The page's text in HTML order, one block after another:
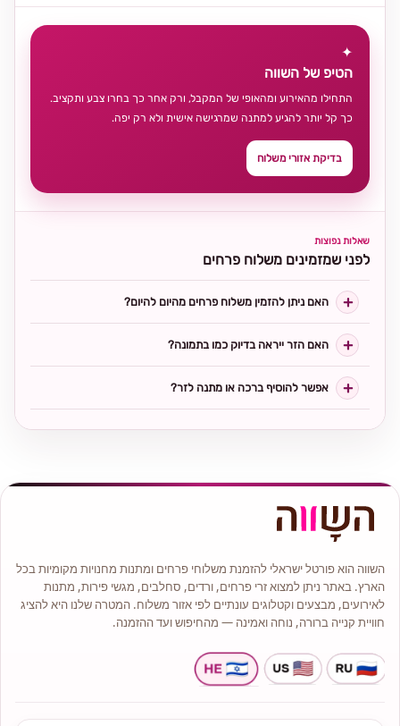
✦
הטיפ של השווה
התחילו מהאירוע ומהאופי של המקבל, ורק אחר כך בחרו צבע ותקציב.
כך קל יותר להגיע למתנה שמרגישה אישית ולא רק יפה.
בדיקת אזורי משלוח
שאלות נפוצות
לפני שמזמינים משלוח פרחים
האם ניתן להזמין משלוח פרחים מהיום להיום?
האם הזר ייראה בדיוק כמו בתמונה?
אפשר להוסיף ברכה או מתנה לזר?
השווה הוא פורטל ישראלי להזמנת משלוחי פרחים ומתנות מחנויות מקומיות בכל
הארץ. באתר ניתן למצוא זרי פרחים, ורדים, סחלבים, מגשי פירות, מתנות
לאירועים, מבצעים וקטלוגים עונתיים לפי אזור משלוח. המטרה שלנו היא להציג
חוויית קנייה ברורה, נוחה ואמינה — מהחיפוש ועד ההזמנה.